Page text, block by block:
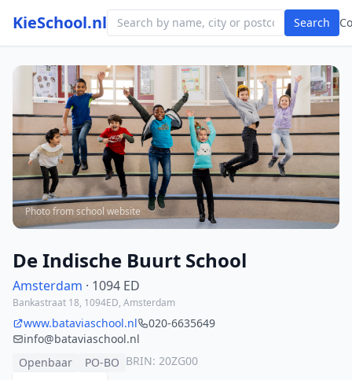
KieSchool.nl Search
Photo from school website
De Indische Buurt School
Amsterdam · 1094 ED
Bankastraat 18, 1094ED, Amsterdam
www.bataviaschool.nl
020-6635649
info@bataviaschool.nl
Openbaar
PO-BO BRIN: 20ZG00